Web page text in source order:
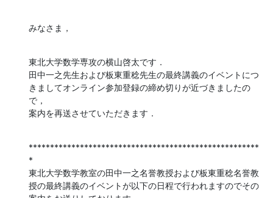
みなさま，
東北大学数学専攻の横山啓太です．
田中一之先生および板東重稔先生の最終講義のイベントにつ
きましてオンライン参加登録の締め切りが近づきましたの
で，
案内を再送させていただきます．
******************************************************
*
東北大学数学教室の田中一之名誉教授および板東重稔名誉教
授の最終講義のイベントが以下の日程で行われますのでその